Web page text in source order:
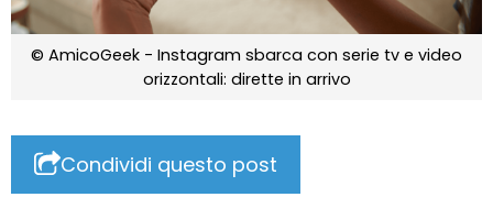
© AmicoGeek - Instagram sbarca con serie tv e video
orizzontali: dirette in arrivo
Condividi questo post